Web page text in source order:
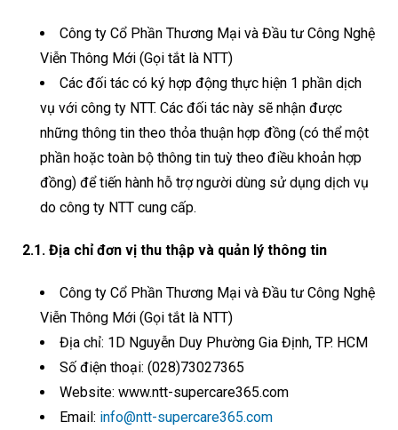
Công ty Cổ Phần Thương Mại và Đầu tư Công Nghệ
Viễn Thông Mới (Gọi tắt là NTT)
Các đối tác có ký hợp động thực hiện 1 phần dịch
vụ với công ty NTT. Các đối tác này sẽ nhận được
những thông tin theo thỏa thuận hợp đồng (có thể một
phần hoặc toàn bộ thông tin tuỳ theo điều khoản hợp
đồng) để tiến hành hỗ trợ người dùng sử dụng dịch vụ
do công ty NTT cung cấp.
2.1. Địa chỉ đơn vị thu thập và quản lý thông tin
Công ty Cổ Phần Thương Mại và Đầu tư Công Nghệ
Viễn Thông Mới (Gọi tắt là NTT)
Địa chỉ: 1D Nguyễn Duy Phường Gia Định, TP. HCM
Số điện thoại: (028)73027365
Website: www.ntt-supercare365.com
Email: info@ntt-supercare365.com